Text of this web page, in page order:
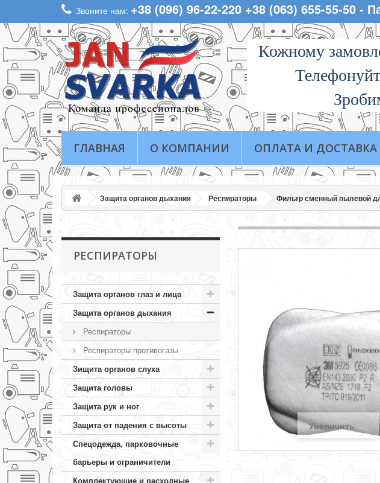
Звоните нам: +38 (096) 96-22-220 +38 (063) 655-55-50 -
Кожному
ГЛАВНАЯ О КОМПАНИИ ОПЛАТА И ДОСТАВКА
Защита органов дыхания Респираторы Фильтр сменный пылевой
РЕСПИРАТОРЫ
Защита органов глаз и лица
Защита органов дыхания
Респираторы
Респираторы противогазы
Зищита органов слуха
Защита головы
Защита рук и ног
Защита от падения с высоты
Спецодежда, парковочные
барьеры и ограничители
Комплектующие и расходные
Увеличить